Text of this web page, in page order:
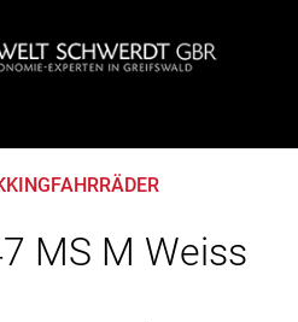
MS M Weiss